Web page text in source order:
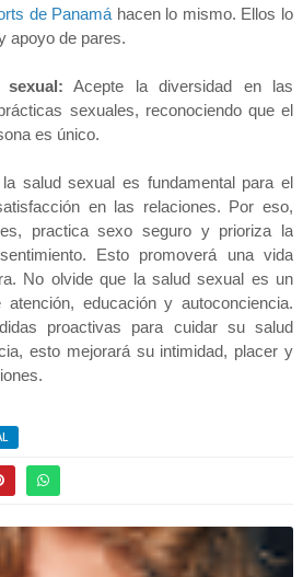
de Panamá hacen lo mismo. Ellos lo
apoyo de pares.
Acepte la diversidad en las
sexuales, reconociendo que el
es único.
salud sexual es fundamental para el
en las relaciones. Por eso,
practica sexo seguro y prioriza la
Esto promoverá una vida
No olvide que la salud sexual es un
atención, educación y autoconciencia.
proactivas para cuidar su salud
esto mejorará su intimidad, placer y